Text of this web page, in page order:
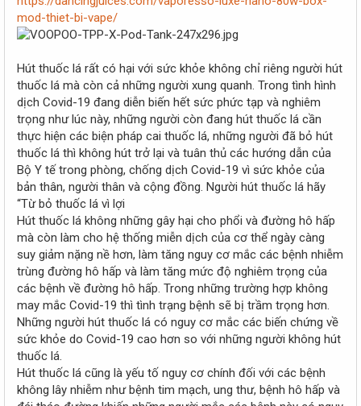
mod-thiet-bi-vape/
Hút thuốc lá rất có hại với sức khỏe không chỉ riêng người hút
thuốc lá mà còn cả những người xung quanh. Trong tình hình
dịch Covid-19 đang diễn biến hết sức phức tạp và nghiêm
trọng như lúc này, những người còn đang hút thuốc lá cần
thực hiện các biện pháp cai thuốc lá, những người đã bỏ hút
thuốc lá thì không hút trở lại và tuân thủ các hướng dẫn của
Bộ Y tế trong phòng, chống dịch Covid-19 vì sức khỏe của
bản thân, người thân và cộng đồng. Người hút thuốc lá hãy
“Từ bỏ thuốc lá vì lợi
Hút thuốc lá không những gây hại cho phổi và đường hô hấp
mà còn làm cho hệ thống miễn dịch của cơ thể ngày càng
suy giảm nặng nề hơn, làm tăng nguy cơ mắc các bệnh nhiễm
trùng đường hô hấp và làm tăng mức độ nghiêm trọng của
các bệnh về đường hô hấp. Trong những trường hợp không
may mắc Covid-19 thì tình trạng bệnh sẽ bị trầm trọng hơn.
Những người hút thuốc lá có nguy cơ mắc các biến chứng về
sức khỏe do Covid-19 cao hơn so với những người không hút
thuốc lá.
Hút thuốc lá cũng là yếu tố nguy cơ chính đối với các bệnh
không lây nhiễm như bệnh tim mạch, ung thư, bệnh hô hấp và